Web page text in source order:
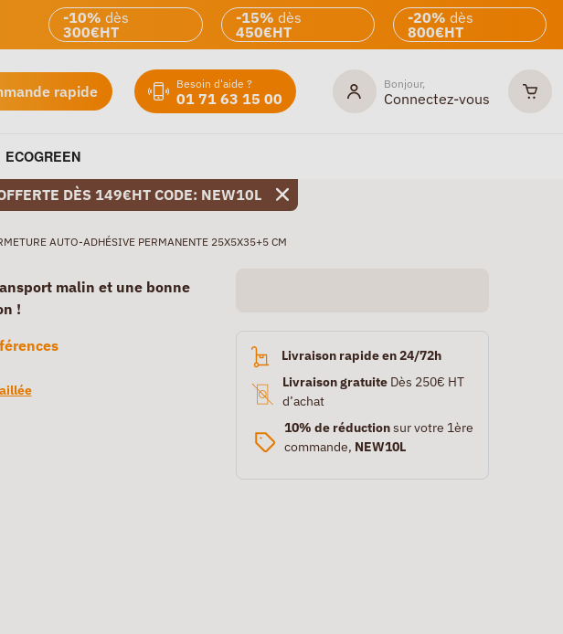
-10% dès
300€HT
-15% dès
450€HT
-20% dès
800€HT
rapide Besoin d'aide ?
01 71 63 15 00
Bonjour,
Connectez-vous
ECOGREEN
DÈS 149€HT CODE: NEW10L
AUTO-ADHÉSIVE PERMANENTE 25X5X35+5 CM
malin et une bonne
!
Livraison rapide en 24/72h
Livraison gratuiteDès 250€ HT
d’achat
10% de réductionsur votre 1ère
commande, NEW10L